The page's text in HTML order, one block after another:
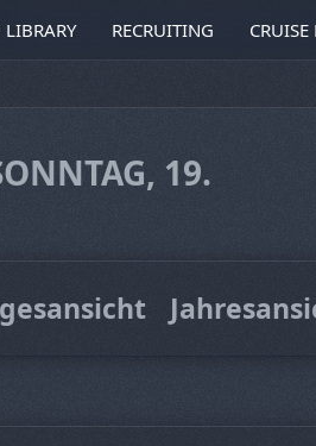
LIBRARY RECRUITING
19.